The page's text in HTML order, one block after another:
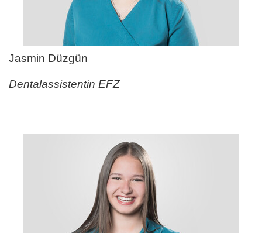
Jasmin Düzgün
Dentalassistentin EFZ